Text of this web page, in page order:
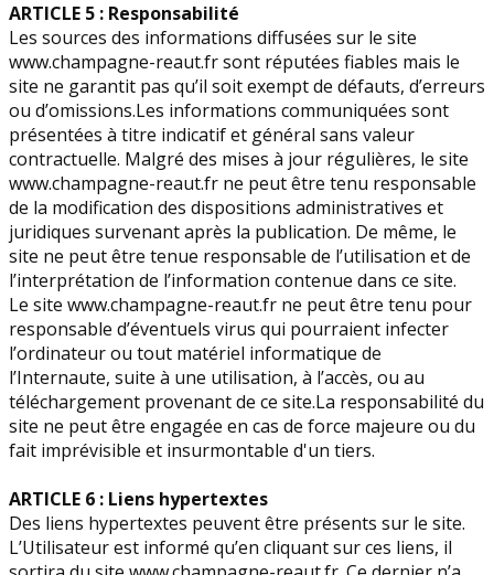
ARTICLE 5 : Responsabilité
Les sources des informations diffusées sur le site
www.champagne-reaut.fr sont réputées fiables mais le
site ne garantit pas qu’il soit exempt de défauts, d’erreurs
ou d’omissions.Les informations communiquées sont
présentées à titre indicatif et général sans valeur
contractuelle. Malgré des mises à jour régulières, le site
www.champagne-reaut.fr ne peut être tenu responsable
de la modification des dispositions administratives et
juridiques survenant après la publication. De même, le
site ne peut être tenue responsable de l’utilisation et de
l’interprétation de l’information contenue dans ce site.
Le site www.champagne-reaut.fr ne peut être tenu pour
responsable d’éventuels virus qui pourraient infecter
l’ordinateur ou tout matériel informatique de
l’Internaute, suite à une utilisation, à l’accès, ou au
téléchargement provenant de ce site.La responsabilité du
site ne peut être engagée en cas de force majeure ou du
fait imprévisible et insurmontable d'un tiers.
ARTICLE 6 : Liens hypertextes
Des liens hypertextes peuvent être présents sur le site.
L’Utilisateur est informé qu’en cliquant sur ces liens, il